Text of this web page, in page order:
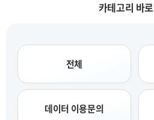
카테고리 바
전체
데이터 이용문의